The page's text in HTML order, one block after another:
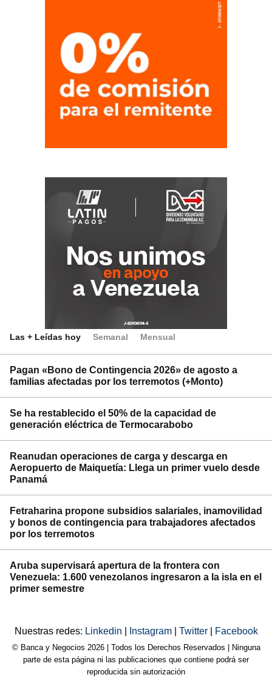
Las + Leídas hoy Semanal Mensual
Pagan «Bono de Contingencia 2026» de agosto a
familias afectadas por los terremotos (+Monto)
Se ha restablecido el 50% de la capacidad de
generación eléctrica de Termocarabobo
Reanudan operaciones de carga y descarga en
Aeropuerto de Maiquetía: Llega un primer vuelo desde
Panamá
Fetraharina propone subsidios salariales, inamovilidad
y bonos de contingencia para trabajadores afectados
por los terremotos
Aruba supervisará apertura de la frontera con
Venezuela: 1.600 venezolanos ingresaron a la isla en el
primer semestre
Nuestras redes: Linkedin Instagram Twitter Facebook
© Banca y Negocios 2026 | Todos los Derechos Reservados | Ninguna
parte de esta página ni las publicaciones que contiene podrá ser
reproducida sin autorización